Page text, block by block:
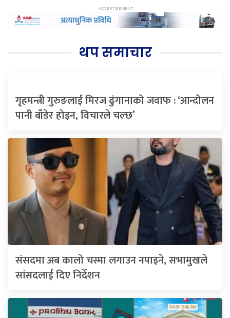
थप समाचार
गृहमन्त्री गुरुङलाई मिरज ढुंगानाको जवाफ : ‘आन्दोलन
पानी बाँडेर होइन, विचारले चल्छ’
संसदमा अब कालो चस्मा लगाउन नपाइने, सभामुखले
सांसदलाई दिए निर्देशन